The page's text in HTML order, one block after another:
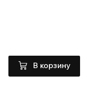
В корзину